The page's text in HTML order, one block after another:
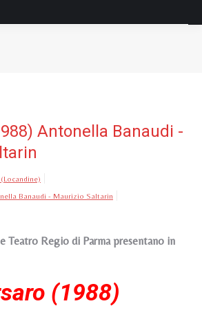
Antonella Banaudi -
(Locandine)
Banaudi - Maurizio Saltarin
Teatro Regio di Parma presentano in
(1988)